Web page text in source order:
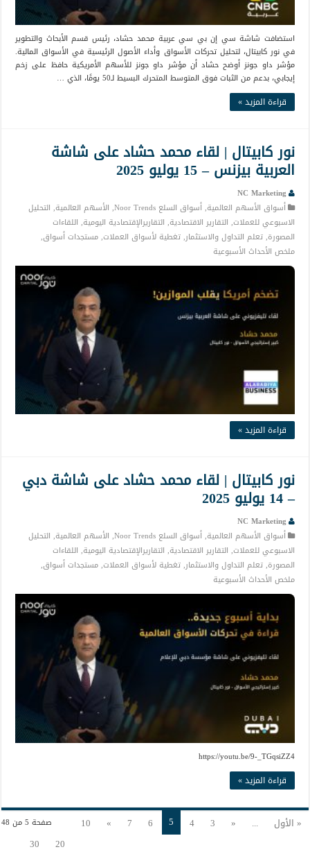
استضافت شاشة سي إن بي سي عربية محمد حشاد، رئيس قسم الأبحاث والتطوير
في نور كابيتال، لتحليل تحركات الأسواق وأداء الأصول الرئيسية في الأسواق المالية.
مؤشر داو جونز أوضح حشاد أن مؤشر داو جونز للأسهم الأمريكية حافظ على زخم
إيجابي، بدعم من الثبات فوق المتوسط المتحرك البسيط لـ50 يومًا، الذي …
قراءة المزيد »
نور كابيتال | لقاء محمد حشاد على شاشة
العربية بيزنس – 15 يوليو 2025
NC Marketing
أسواق الأسهم العالمية,أسواق السلع Noor Trends , الأسهم العالمية, التحليل
الاسبوعي للعملات, التقارير الاقتصادية, التقاريرالإقتصادية اليومية, اللقاءات
المصورة,تعلم التداول والاستثمار,تغطية لأسواق العملات,مستجدات أسواق,
ملخص الأحداث الأسبوعية
قراءة المزيد »
نور كابيتال | لقاء محمد حشاد على شاشة دبي
– 14 يوليو 2025
NC Marketing
أسواق الأسهم العالمية,أسواق السلع Noor Trends , الأسهم العالمية, التحليل
الاسبوعي للعملات, التقارير الاقتصادية, التقاريرالإقتصادية اليومية, اللقاءات
المصورة,تعلم التداول والاستثمار,تغطية لأسواق العملات,مستجدات أسواق,
ملخص الأحداث الأسبوعية
https://youtu.be/9-_TGqsiZZ4
قراءة المزيد »
صفحة 5 من 48 « الأول ...
«
3
4
5
6
7
»
10
20
30